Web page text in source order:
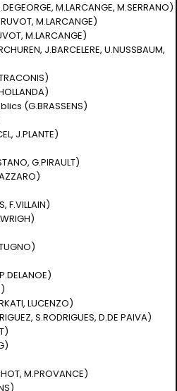
M.LARCANGE, M.SERRANO)
M.LARCANGE)
M.LARCANGE)
J.BARCELERE, U.NUSSBAUM,
(G.BRASSENS)
J.PLANTE)
G.PIRAULT)
F.VILLAIN)
LUCENZO)
S.RODRIGUES, D.DE PAIVA)
M.PROVANCE)